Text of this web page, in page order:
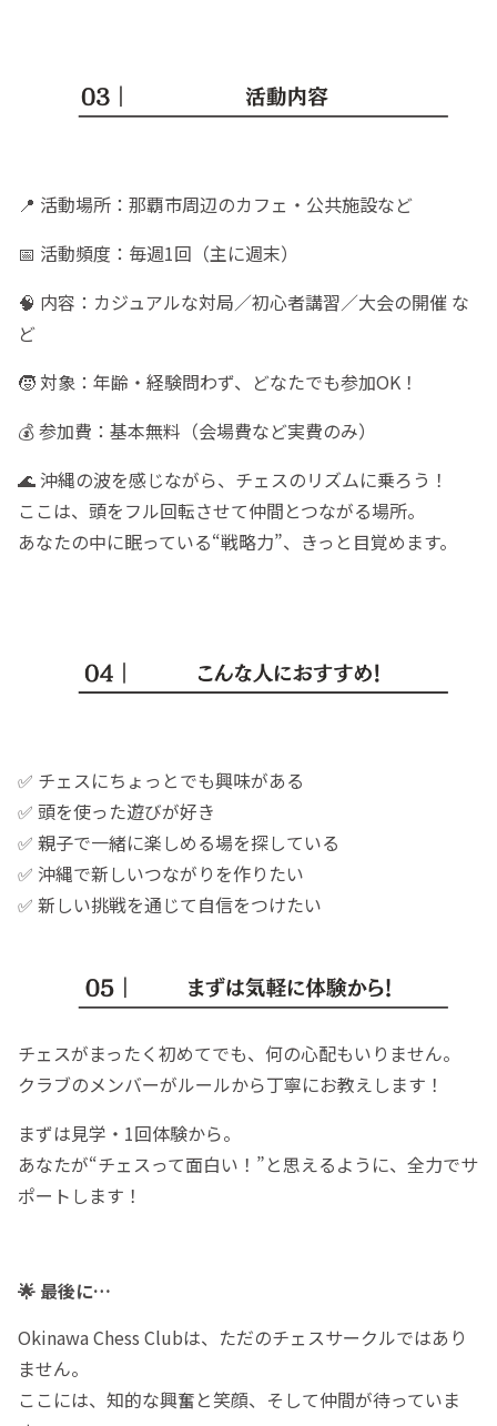
📍 活動場所：那覇市周辺のカフェ・公共施設など
📅 活動頻度：毎週1回（主に週末）
🧠 内容：カジュアルな対局／初心者講習／大会の開催 な
ど
🧒 対象：年齢・経験問わず、どなたでも参加OK！
💰 参加費：基本無料（会場費など実費のみ）
🌊 沖縄の波を感じながら、チェスのリズムに乗ろう！
ここは、頭をフル回転させて仲間とつながる場所。
あなたの中に眠っている“戦略力”、きっと目覚めます。
✅ チェスにちょっとでも興味がある
✅ 頭を使った遊びが好き
✅ 親子で一緒に楽しめる場を探している
✅ 沖縄で新しいつながりを作りたい
✅ 新しい挑戦を通じて自信をつけたい
チェスがまったく初めてでも、何の心配もいりません。
クラブのメンバーがルールから丁寧にお教えします！
まずは見学・1回体験から。
あなたが“チェスって面白い！”と思えるように、全力でサ
ポートします！
🌟 最後に…
Okinawa Chess Clubは、ただのチェスサークルではあり
ません。
ここには、知的な興奮と笑顔、そして仲間が待っていま